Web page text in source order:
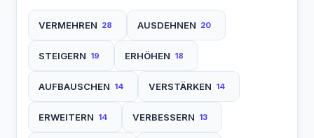
VERMEHREN 28 AUSDEHNEN 20
STEIGERN 19 ERHÖHEN 18
AUFBAUSCHEN 14 VERSTÄRKEN 14
ERWEITERN 14 VERBESSERN 13